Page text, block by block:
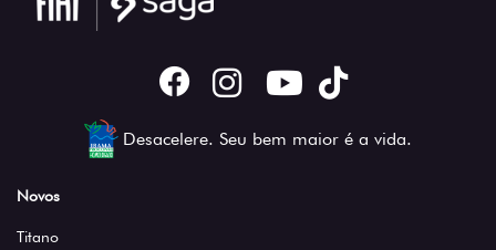
Desacelere. Seu bem maior é a vida.
Novos
Titano